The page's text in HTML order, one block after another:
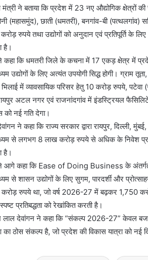
मंत्री ने बताया कि प्रदेश में 23 नए औद्योगिक क्षेत्रों
(महासमुंद), छाती (धमतरी), बनगांव-बी
रुपये तथा उद्योगों को अनुदान एवं प्रतिपूर्ति के
है।
कहा कि धमतरी जिले के कचना में 17 एकड़ क्षेत्र में
उद्योगों के लिए अत्यंत उपयोगी सिद्ध होगी।
में व्यावसायिक परिसर हेतु 10 करोड़ रुपये,
अटल नगर एवं राजनांदगांव में इंडस्ट्रियल
को नई गति देगा।
ने कहा कि राज्य सरकार द्वारा रायपुर, दिल्ली,
से लगभग 8 लाख करोड़ रुपये से अधिक के निवेश
है।
आगे कहा कि Ease of Doing Business के अंतर्गत
से शासन उद्योगों के लिए सुगम, पारदर्शी और
रुपये था, जो वर्ष 2026-27 में बढ़कर 1,750
प्रतिबद्धता को रेखांकित करती है।
देवांगन ने कहा कि “संकल्प 2026-27” केवल बजट
का ठोस संकल्प है, जो प्रदेश की विकास यात्रा को नई